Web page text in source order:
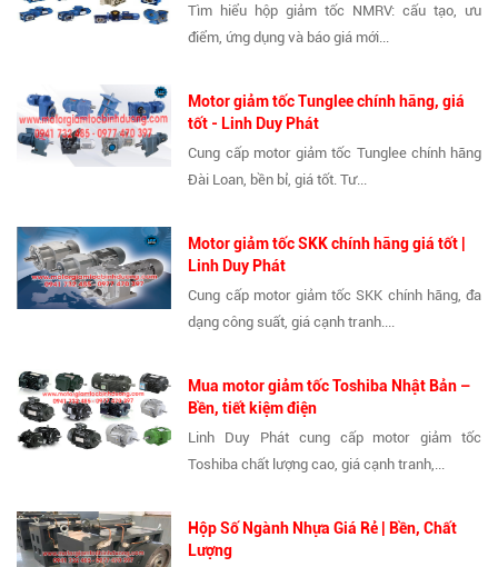
Tìm hiểu hộp giảm tốc NMRV: cấu tạo, ưu
điểm, ứng dụng và báo giá mới...
Motor giảm tốc Tunglee chính hãng, giá
tốt - Linh Duy Phát
Cung cấp motor giảm tốc Tunglee chính hãng
Đài Loan, bền bỉ, giá tốt. Tư...
Motor giảm tốc SKK chính hãng giá tốt |
Linh Duy Phát
Cung cấp motor giảm tốc SKK chính hãng, đa
dạng công suất, giá cạnh tranh....
Mua motor giảm tốc Toshiba Nhật Bản –
Bền, tiết kiệm điện
Linh Duy Phát cung cấp motor giảm tốc
Toshiba chất lượng cao, giá cạnh tranh,...
Hộp Số Ngành Nhựa Giá Rẻ | Bền, Chất
Lượng